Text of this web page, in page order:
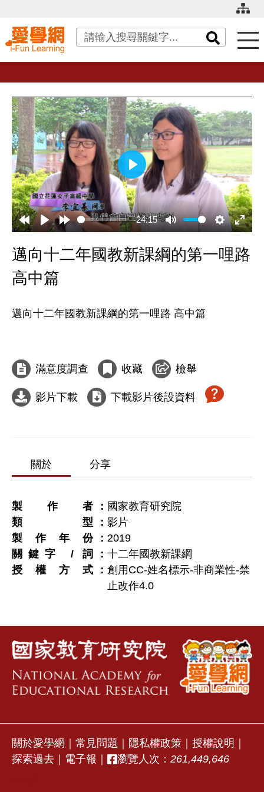
關鍵字搜尋
-24:15
播
放
邁向十二年國教新課綱的第一哩路
高中篇
邁向十二年國教新課綱的第一哩路 高中篇
滿意度調查 收藏 檢舉
影片下載 下載影片後設資料
關於 分享
製作者
國家教育研究院
類型
影片
製作年份
2019
關鍵字 / 詞
十二年國教新課綱
授權方式
創用CC-姓名標示-非商業性-禁
止改作4.0
關於愛學網 常見問題 隱私權政策 授權說明
探索過去
電子報 瀏覽人次： 261,449,646